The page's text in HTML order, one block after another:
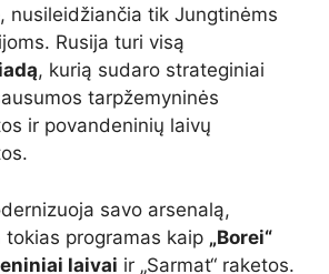
, nusileidžiančia tik Jungtinėms
Rusija turi visą
, kurią sudaro strateginiai
tarpžemyninės
ir povandeninių laivų
savo arsenalą,
programas kaip „Borei“
laivai ir „Sarmat“ raketos.